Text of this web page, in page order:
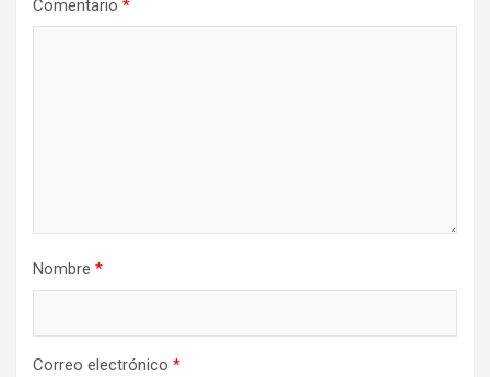
Comentario *
Nombre *
Correo electrónico *